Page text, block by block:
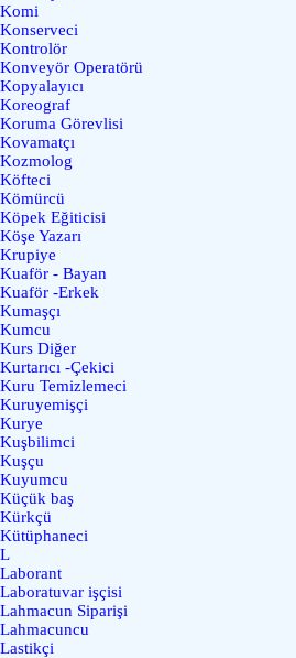
Komi
Konserveci
Kontrolör
Konveyör Operatörü
Kopyalayıcı
Koreograf
Koruma Görevlisi
Kovamatçı
Kozmolog
Köfteci
Kömürcü
Köpek Eğiticisi
Köşe Yazarı
Krupiye
Kuaför - Bayan
Kuaför -Erkek
Kumaşçı
Kumcu
Kurs Diğer
Kurtarıcı -Çekici
Kuru Temizlemeci
Kuruyemişçi
Kurye
Kuşbilimci
Kuşçu
Kuyumcu
Küçük baş
Kürkçü
Kütüphaneci
L
Laborant
Laboratuvar işçisi
Lahmacun Siparişi
Lahmacuncu
Lastikçi